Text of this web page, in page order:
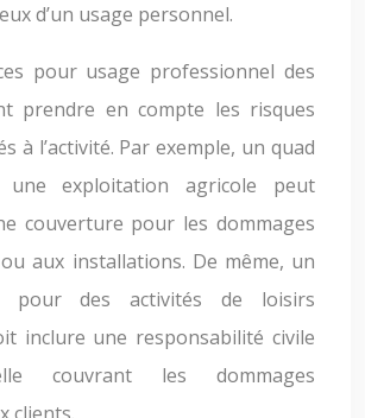
d’un usage personnel.
pour usage professionnel des
prendre en compte les risques
à l’activité. Par exemple, un quad
une exploitation agricole peut
couverture pour les dommages
aux installations. De même, un
pour des activités de loisirs
inclure une responsabilité civile
couvrant les dommages